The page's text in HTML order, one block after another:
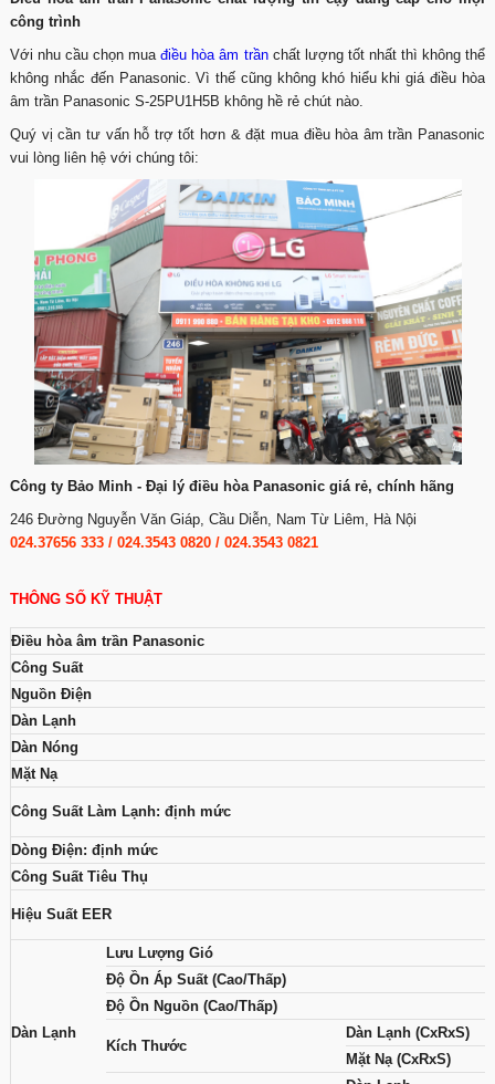
công trình
Với nhu cầu chọn muađiều hòa âm trầnchất lượng tốt nhất thì không thể
không nhắc đến Panasonic. Vì thế cũng không khó hiểu khi giá điều hòa
âm trần Panasonic S-25PU1H5B không hề rẻ chút nào.
Quý vị cần tư vấn hỗ trợ tốt hơn & đặt mua điều hòa âm trần Panasonic
vui lòng liên hệ với chúng tôi:
Công ty Bảo Minh - Đại lý điều hòa Panasonic giá rẻ, chính hãng
246 Đường Nguyễn Văn Giáp, Cầu Diễn, Nam Từ Liêm, Hà Nội
024.37656 333 / 024.3543 0820 / 024.3543 0821
THÔNG SỐ KỸ THUẬT
Điều hòa âm trần Panasonic
Công Suất
Nguồn Điện
Dàn Lạnh
Dàn Nóng
Mặt Nạ
Công Suất Làm Lạnh: định mức
Dòng Điện: định mức
Công Suất Tiêu Thụ
Hiệu Suất EER
Dàn Lạnh
Lưu Lượng Gió
Độ Ồn Áp Suất (Cao/Thấp)
Độ Ồn Nguồn (Cao/Thấp)
Kích Thước
Dàn Lạnh (CxRxS)
Mặt Nạ (CxRxS)